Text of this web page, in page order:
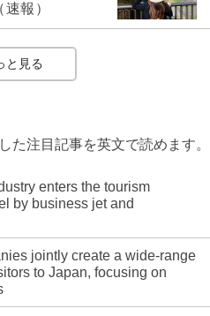
報）
と見る
た注目記事を英文で読めます。
enters the tourism
by business jet and
jointly create a wide-range
to Japan, focusing on